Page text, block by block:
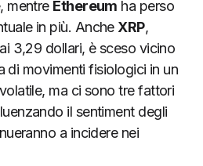
mentre Ethereum ha perso
in più. Anche XRP,
3,29 dollari, è sceso vicino
di movimenti fisiologici in un
ma ci sono tre fattori
il sentiment degli
a incidere nei